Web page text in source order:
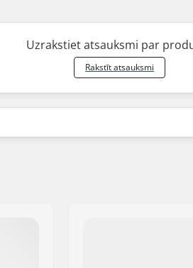
Uzrakstiet atsauksmi par
Rakstīt atsauksmi